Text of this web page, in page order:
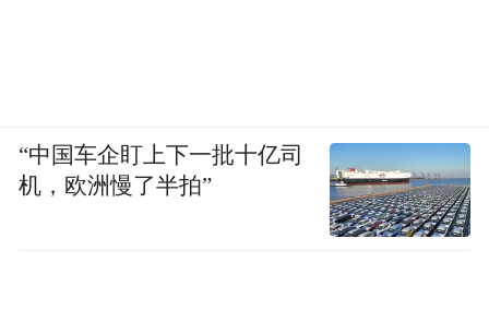
“中国车企盯上下一批十亿司
机，欧洲慢了半拍”